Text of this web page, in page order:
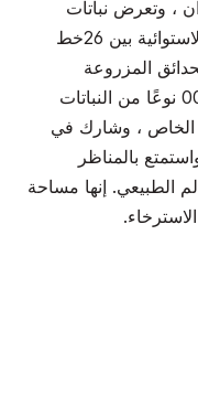
نابولي النباتية على 170 فدان ، وتعرض نباتات
متنوعة من المناطق الاستوائية وشبه الاستوائية بين 26خط
وتتميز بالحدائق المزروعة
والأراضي المحفوظة ، وأكثر من 1 ، 000 نوعًا من النباتات
الخاص ، وشارك في
بالمناظر
الطبيعي. إنها مساحة